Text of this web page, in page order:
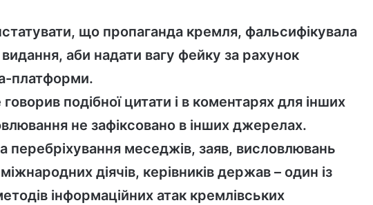
що пропаганда кремля, фальсифікувала
аби надати вагу фейку за рахунок
платформи.
подібної цитати і в коментарях для інших
не зафіксовано в інших джерелах.
перебріхування меседжів, заяв, висловлювань
діячів, керівників держав – один із
інформаційних атак кремлівських